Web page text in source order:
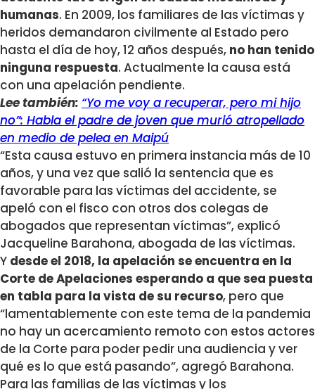
humanas. En 2009, los familiares de las víctimas y
heridos demandaron civilmente al Estado pero
hasta el día de hoy, 12 años después, no han tenido
ninguna respuesta. Actualmente la causa está
con una apelación pendiente.
Lee también: “Yo me voy a recuperar, pero mi hijo
no”: Habla el padre de joven que murió atropellado
en medio de pelea en Maipú
“Esta causa estuvo en primera instancia más de 10
años, y una vez que salió la sentencia que es
favorable para las víctimas del accidente, se
apeló con el fisco con otros dos colegas de
abogados que representan víctimas”, explicó
Jacqueline Barahona, abogada de las víctimas.
Y desde el 2018, la apelación se encuentra en la
Corte de Apelaciones esperando a que sea puesta
en tabla para la vista de su recurso, pero que
“lamentablemente con este tema de la pandemia
no hay un acercamiento remoto con estos actores
de la Corte para poder pedir una audiencia y ver
qué es lo que está pasando”, agregó Barahona.
Para las familias de las víctimas y los